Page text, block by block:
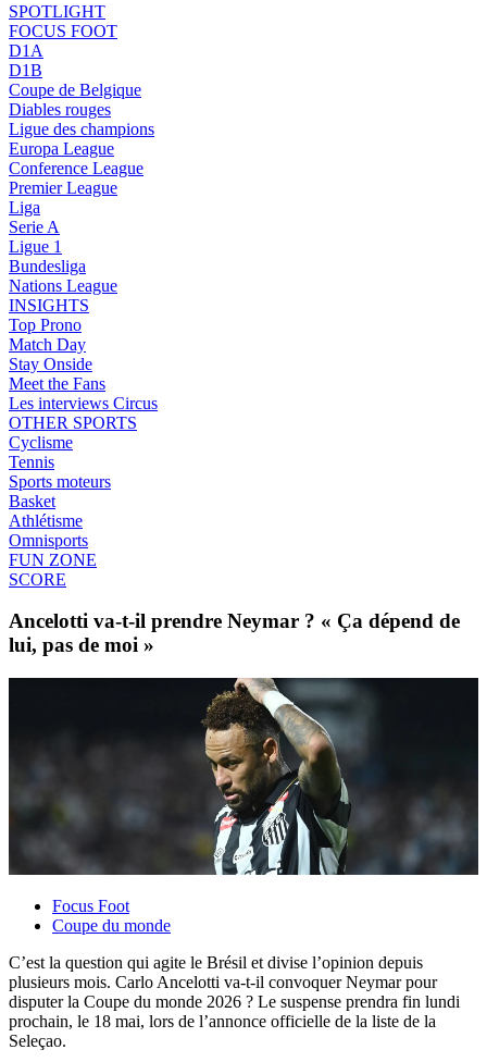
SPOTLIGHT
FOCUS FOOT
D1A
D1B
Coupe de Belgique
Diables rouges
Ligue des champions
Europa League
Conference League
Premier League
Liga
Serie A
Ligue 1
Bundesliga
Nations League
INSIGHTS
Top Prono
Match Day
Stay Onside
Meet the Fans
Les interviews Circus
OTHER SPORTS
Cyclisme
Tennis
Sports moteurs
Basket
Athlétisme
Omnisports
FUN ZONE
SCORE
Ancelotti va-t-il prendre Neymar ? « Ça dépend de
lui, pas de moi »
Focus Foot
Coupe du monde
C’est la question qui agite le Brésil et divise l’opinion depuis
plusieurs mois. Carlo Ancelotti va-t-il convoquer Neymar pour
disputer la Coupe du monde 2026 ? Le suspense prendra fin lundi
prochain, le 18 mai, lors de l’annonce officielle de la liste de la
Seleçao.